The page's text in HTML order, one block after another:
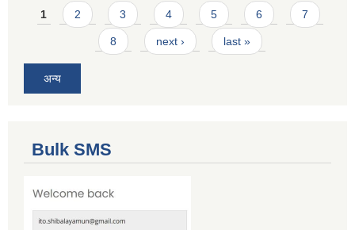
Pages
1 2 3 4 5 6 7
8 next › last »
अन्य
Bulk SMS